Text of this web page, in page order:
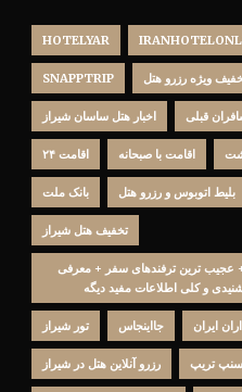
HOTELYAR
SNAPPTRIP ویژه رزرو هتل
اخبار هتل ساسان شیراز قبلی
اقامت ۲۴ اقامت با صبحانه
بانک ملت بلیط اتوبوس و رزرو هتل
تخفيف هتل شيراز
عجیب ترین ترفندهای سفر + معرفی
و کلی اطلاعات مفید دیگه
تور شیراز جااینجاس ایران
رزرو آنلاین هتل در شیراز تریپ